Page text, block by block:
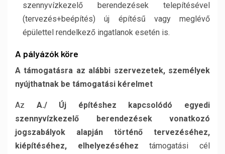
szennyvízkezelő berendezések telepítésével
(tervezés+beépítés) új építésű vagy meglévő
épülettel rendelkező ingatlanok esetén is.
A pályázók köre
A támogatásra az alábbi szervezetek, személyek
nyújthatnak be támogatási kérelmet
Az A./ Új építéshez kapcsolódó egyedi
szennyvízkezelő berendezések vonatkozó
jogszabályok alapján történő tervezéséhez,
kiépítéséhez, elhelyezéséhez támogatási cél